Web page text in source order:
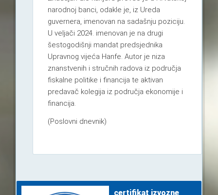
narodnoj banci, odakle je, iz Ureda
guvernera, imenovan na sadašnju poziciju.
U veljači 2024. imenovan je na drugi
šestogodišnji mandat predsjednika
Upravnog vijeća Hanfe. Autor je niza
znanstvenih i stručnih radova iz područja
fiskalne politike i financija te aktivan
predavač kolegija iz područja ekonomije i
financija.
(Poslovni dnevnik)
certifikat izvozne